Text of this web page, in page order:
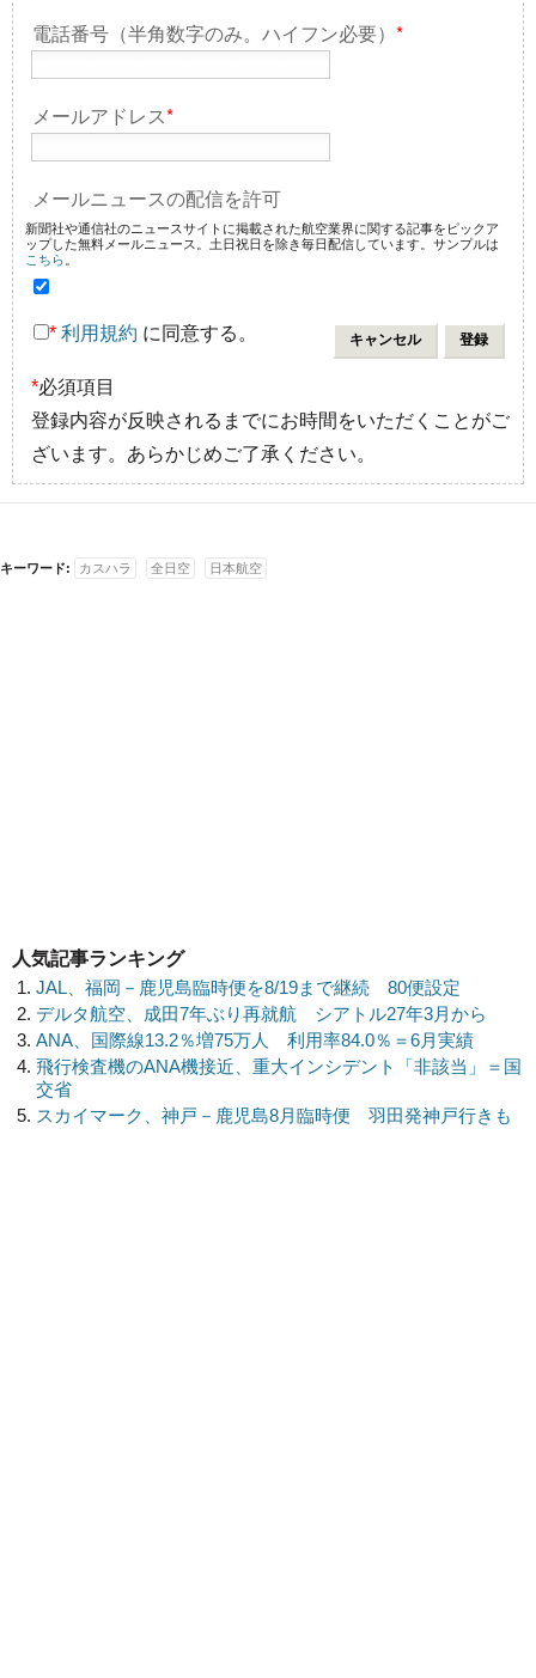
電話番号（半角数字のみ。ハイフン必要） *
メールアドレス*
メールニュースの配信を許可
新聞社や通信社のニュースサイトに掲載された航空業界に関する記事をピックア
ップした無料メールニュース。土日祝日を除き毎日配信しています。サンプルは
こちら
* 利用規約 に同意する。
*必須項目
登録内容が反映されるまでにお時間をいただくことがご
ざいます。あらかじめご了承ください。
キーワード: カスハラ 全日空 日本航空
人気記事ランキング
JAL、福岡－鹿児島臨時便を8/19まで継続 80便設定
デルタ航空、成田7年ぶり再就航 シアトル27年3月から
ANA、国際線13.2％増75万人 利用率84.0％＝6月実績
飛行検査機のANA機接近、重大インシデント「非該当」＝国
交省
スカイマーク、神戸－鹿児島8月臨時便 羽田発神戸行きも